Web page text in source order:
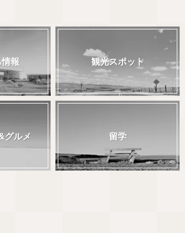
報 観光スポット
グルメ 留学